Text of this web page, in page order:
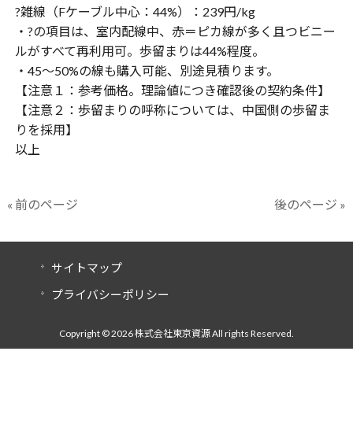
?雑線（Fケーブル中心：44%）：239円/kg
・?の項目は、室内配線中、赤＝ピカ線が多く且つビニー
ルがすべて再利用可。歩留まりは44%程度。
・45〜50%の線も購入可能、別途見積ります。
【注意１：参考価格。理論値につき確認後の契約条件】
【注意２：歩留まりの呼称については、中国側の歩留ま
りを採用】
以上
« 前のページ 後のページ »
サイトマップ
プライバシーポリシー
Copyright © 2026 株式会社東京資源 All rights Reserved.